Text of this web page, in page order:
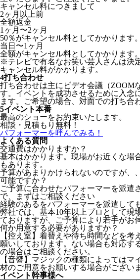
キャンセル料につきまして
2ヶ月以上前
全額返金
1ヶ月〜2ヶ月
50％がキャンセル料としてかかります。
当日〜1ヶ月
全額がキャンセル料としてかかります。
※テレビで有名なお笑い芸人さんは決
キャンセル料がかかります。
4打ち合わせ
打ち合わせは主にビデオ会議（ZOOM
す。イベントを成功させるために入念
ます。ご希望の場合、対面での打ち合
5イベント本番
最高のショーをお約束いたします。
相談・見積もり無料！
パフォーマーを呼んでみる！
よくある質問
交通費はかかりますか？
基本はかかります。現場がお近くな場
もあります。
予算があまりかけられないのですが、
可能ですか？
ご予算に合わせたパフォーマーを派遣
で、まずはご相談ください
経験のあるをパフォーマーを派遣して
弊社では、基本10年以上プロとして現
ておりますが、ご予算により若手がお
何か用意する必要がありますか？
【控え室】着替えや待ち時間などを考
願いしております。ない場合も対応す
の場合はご相談ください。
【音響】マジックの種類によってはマ
材のご用意をお願いする場合がござい
イベント幹事様へ